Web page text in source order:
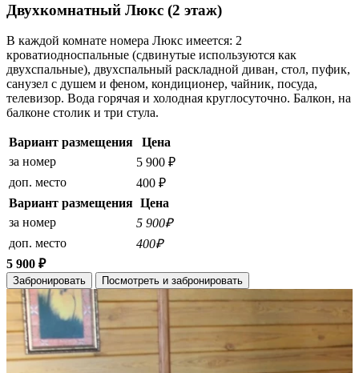
Двухкомнатный Люкс (2 этаж)
В каждой комнате номера Люкс имеется: 2
кроватиодноспальные (сдвинутые используются как
двухспальные), двухспальный раскладной диван, стол, пуфик,
санузел с душем и феном, кондиционер, чайник, посуда,
телевизор. Вода горячая и холодная круглосуточно. Балкон, на
балконе столик и три стула.
Вариант размещения
Цена
за номер
5 900 ₽
доп. место
400 ₽
Вариант размещения Цена
за номер
5 900₽
доп. место
400₽
5 900 ₽
Забронировать Посмотреть и забронировать